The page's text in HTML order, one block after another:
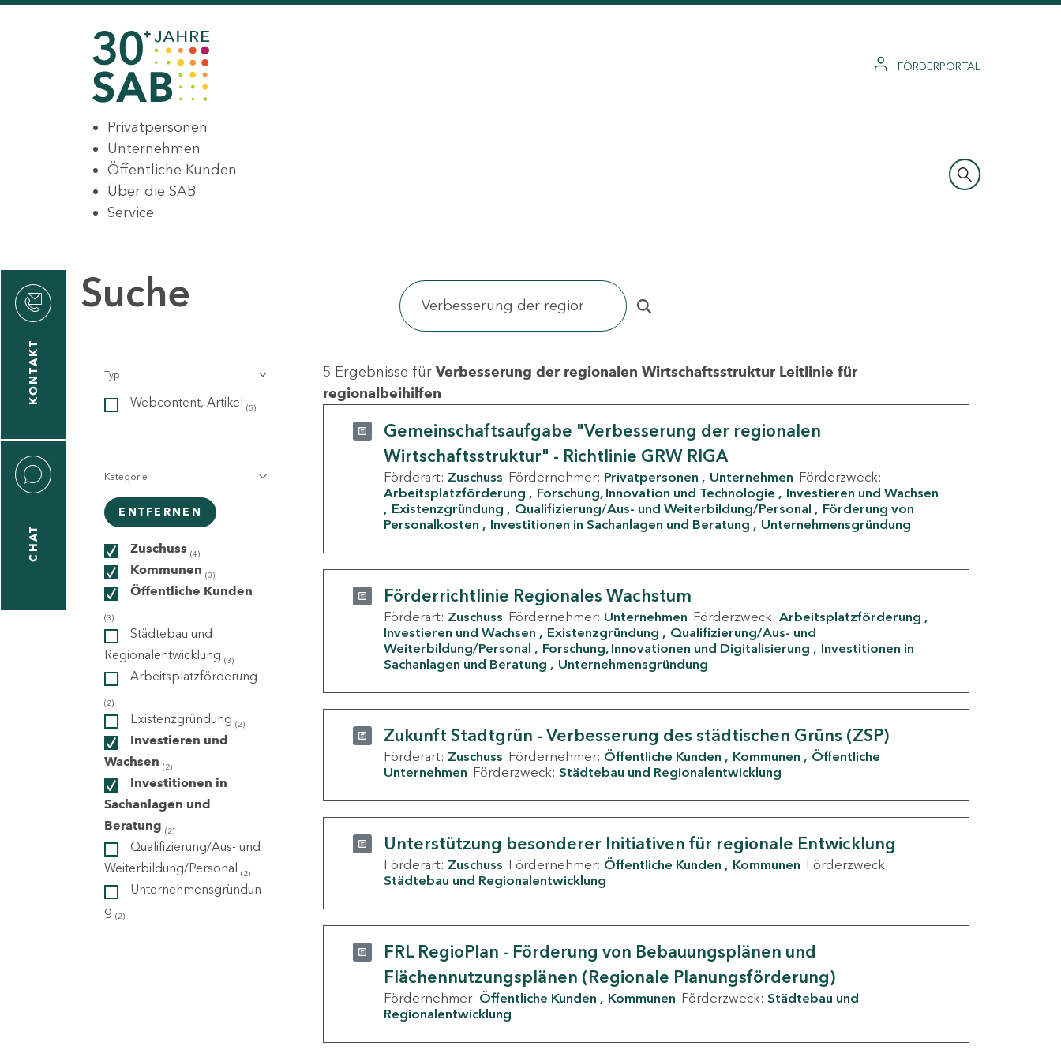
FÖRDERPORTAL
Privatpersonen
Unternehmen
Öffentliche Kunden
Über die SAB
Service
KONTAKT
CHAT
Suche
Typ
Webcontent, Artikel (5)
Kategorie
ENTFERNEN
Zuschuss (4)
Kommunen (3)
Öffentliche Kunden
(3)
Städtebau und
Regionalentwicklung (3)
Arbeitsplatzförderung
(2)
Existenzgründung (2)
Investieren und
Wachsen (2)
Investitionen in
Sachanlagen und
Beratung (2)
Qualifizierung/Aus- und
Weiterbildung/Personal (2)
Unternehmensgründun
g (2)
5 Ergebnisse für Verbesserung der regionalen Wirtschaftsstruktur Leitlinie für
regionalbeihilfen
Gemeinschaftsaufgabe "Verbesserung der regionalen
Wirtschaftsstruktur" - Richtlinie GRW RIGA
Förderart: Zuschuss Fördernehmer: Privatpersonen Unternehmen Förderzweck:
Arbeitsplatzförderung
Forschung, Innovation und Technologie
Investieren und Wachsen
Existenzgründung
Qualifizierung/Aus- und Weiterbildung/Personal
Förderung von
Personalkosten
Investitionen in Sachanlagen und Beratung Unternehmensgründung
Förderrichtlinie Regionales Wachstum
Förderart: Zuschuss Fördernehmer: Unternehmen Förderzweck: Arbeitsplatzförderung
Investieren und Wachsen
Existenzgründung
Qualifizierung/Aus- und
Weiterbildung/Personal
Forschung, Innovationen und Digitalisierung
Investitionen in
Sachanlagen und Beratung
Unternehmensgründung
Zukunft Stadtgrün - Verbesserung des städtischen Grüns (ZSP)
Förderart: Zuschuss Fördernehmer: Öffentliche Kunden Kommunen
Öffentliche
Unternehmen Förderzweck: Städtebau und Regionalentwicklung
Unterstützung besonderer Initiativen für regionale Entwicklung
Förderart: Zuschuss Fördernehmer: Öffentliche Kunden Kommunen Förderzweck:
Städtebau und Regionalentwicklung
FRL RegioPlan - Förderung von Bebauungsplänen und
Flächennutzungsplänen (Regionale Planungsförderung)
Fördernehmer: Öffentliche Kunden Kommunen Förderzweck: Städtebau und
Regionalentwicklung